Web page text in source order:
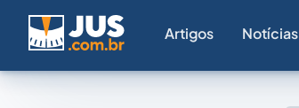
Artigos Notícias